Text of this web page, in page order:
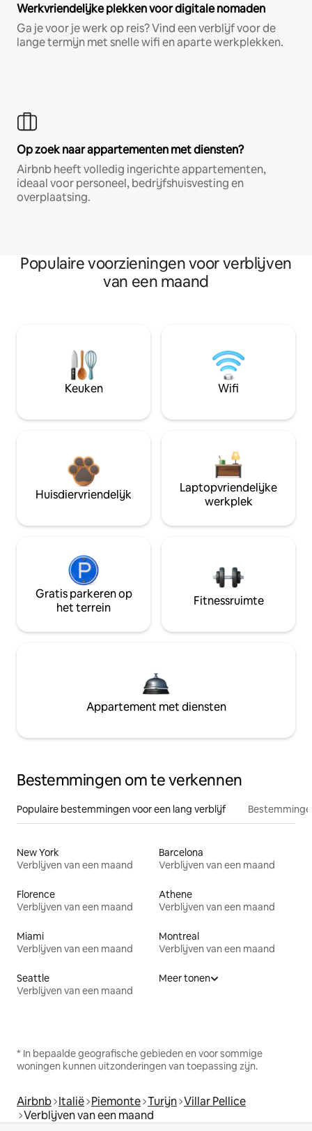
Werkvriendelijke plekken voor digitale nomaden
Ga je voor je werk op reis? Vind een verblijf voor de
lange termijn met snelle wifi en aparte werkplekken.
Op zoek naar appartementen met diensten?
Airbnb heeft volledig ingerichte appartementen,
ideaal voor personeel, bedrijfshuisvesting en
overplaatsing.
Populaire voorzieningen voor verblijven
van een maand
Keuken Wifi
Huisdiervriendelijk
Laptopvriendelijke
werkplek
Gratis parkeren op
het terrein
Fitnessruimte
Appartement met diensten
Bestemmingen om te verkennen
Populaire bestemmingen voor een lang verblijf
New York
Verblijven van een maand
Barcelona
Verblijven van een maand
Florence
Verblijven van een maand
Athene
Verblijven van een maand
Miami
Verblijven van een maand
Montreal
Verblijven van een maand
Seattle
Verblijven van een maand
Meer tonen
* In bepaalde geografische gebieden en voor sommige
woningen kunnen uitzonderingen van toepassing zijn.
Airbnb Italië Piemonte Turijn Villar Pellice
Verblijven van een maand